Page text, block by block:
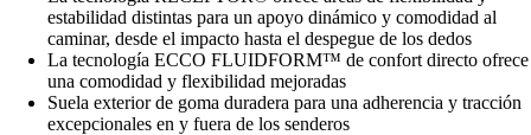
estabilidad distintas para un apoyo dinámico y comodidad al
caminar, desde el impacto hasta el despegue de los dedos
La tecnología ECCO FLUIDFORM™ de confort directo ofrece
una comodidad y flexibilidad mejoradas
Suela exterior de goma duradera para una adherencia y tracción
excepcionales en y fuera de los senderos